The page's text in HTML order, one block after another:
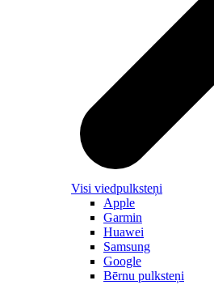
Visi viedpulksteņi
Apple
Garmin
Huawei
Samsung
Google
Bērnu pulksteņi